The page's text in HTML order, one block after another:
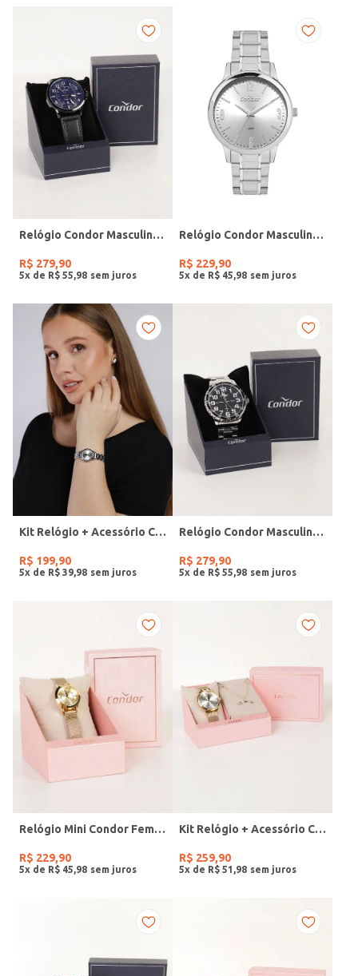
Relógio Condor Masculino PRETO
R$ 279,90
5x de R$ 55 98
Relógio Condor Masculino PRATA
R$ 229,90
5x de R$ 45 98
Kit Relógio + Acessório Condor Feminino PRATA
R$ 199,90
5x de R$ 39 98
Relógio Condor Masculino PRATA
R$ 279,90
5x de R$ 55 98
Relógio Mini Condor Feminino DOURADO
R$ 229,90
5x de R$ 45 98
Kit Relógio + Acessório Condor Feminino DOURADO
R$ 259,90
5x de R$ 51 98